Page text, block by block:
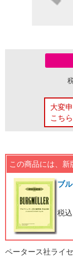
大変
こち
この商品には、新
ブ
税込
ペータース社ライ